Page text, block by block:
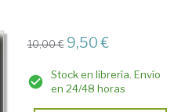
10,00 € 9,50 €
Stock en librería. Envío
en 24/48 horas